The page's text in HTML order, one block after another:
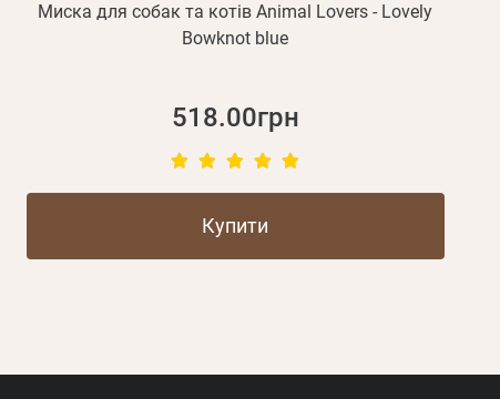
Миска для собак та котів Animal Lovers - Lovely
Bowknot blue
518.00грн
Купити